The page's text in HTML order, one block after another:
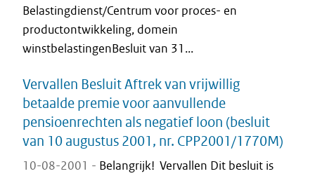
Belastingdienst/Centrum voor proces- en
productontwikkeling, domein
winstbelastingenBesluit van 31...
Vervallen Besluit Aftrek van vrijwillig
betaalde premie voor aanvullende
pensioenrechten als negatief loon (besluit
van 10 augustus 2001, nr. CPP2001/1770M)
10-08-2001 - Belangrijk! Vervallen Dit besluit is